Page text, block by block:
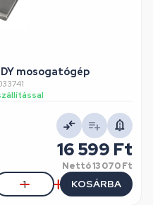
mosogatógép
16 599 Ft
Nettó13 070 Ft
KOSÁRBA